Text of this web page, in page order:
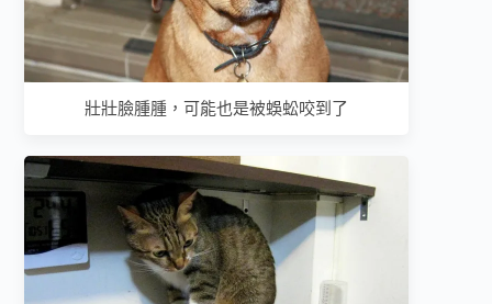
壯壯臉腫腫，可能也是被蜈蚣咬到了